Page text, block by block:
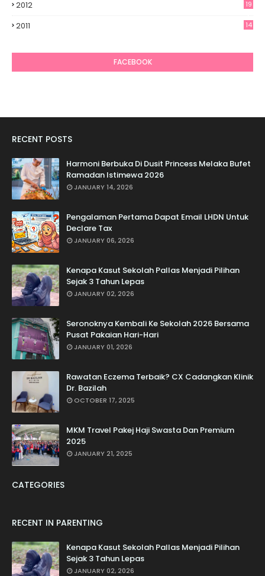
2012
19
2011
14
FACEBOOK
RECENT POSTS
Harmoni Berbuka Di Dusit Princess Melaka Bufet
Ramadan Istimewa 2026
JANUARY 14, 2026
Pengalaman Pertama Dapat Email LHDN Untuk
Declare Tax
JANUARY 06, 2026
Kenapa Kasut Sekolah Pallas Menjadi Pilihan
Sejak 3 Tahun Lepas
JANUARY 02, 2026
Seronoknya Kembali Ke Sekolah 2026 Bersama
Pusat Pakaian Hari-Hari
JANUARY 01, 2026
Rawatan Eczema Terbaik? CX Cadangkan Klinik
Dr. Bazilah
OCTOBER 17, 2025
MKM Travel Pakej Haji Swasta Dan Premium
2025
JANUARY 21, 2025
CATEGORIES
RECENT IN PARENTING
Kenapa Kasut Sekolah Pallas Menjadi Pilihan
Sejak 3 Tahun Lepas
JANUARY 02, 2026